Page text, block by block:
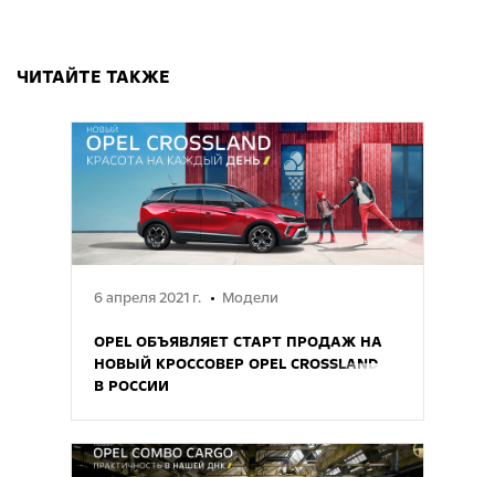
ЧИТАЙТЕ ТАКЖЕ
6 апреля 2021 г. Модели
OPEL ОБЪЯВЛЯЕТ СТАРТ ПРОДАЖ НА
НОВЫЙ КРОССОВЕР OPEL CROSSLAND
В РОССИИ